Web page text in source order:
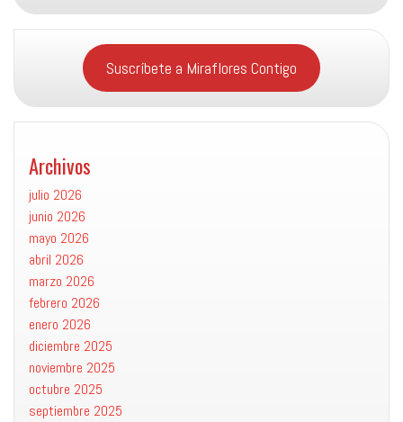
Suscríbete a Miraflores Contigo
Archivos
julio 2026
junio 2026
mayo 2026
abril 2026
marzo 2026
febrero 2026
enero 2026
diciembre 2025
noviembre 2025
octubre 2025
septiembre 2025